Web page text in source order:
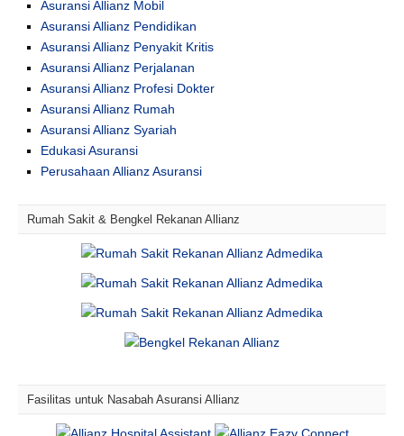
Asuransi Allianz Mobil
Asuransi Allianz Pendidikan
Asuransi Allianz Penyakit Kritis
Asuransi Allianz Perjalanan
Asuransi Allianz Profesi Dokter
Asuransi Allianz Rumah
Asuransi Allianz Syariah
Edukasi Asuransi
Perusahaan Allianz Asuransi
Rumah Sakit & Bengkel Rekanan Allianz
Fasilitas untuk Nasabah Asuransi Allianz